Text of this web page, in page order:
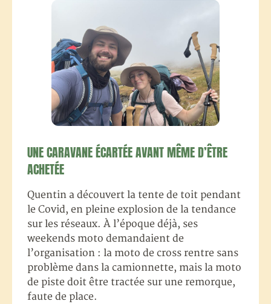
UNE CARAVANE ÉCARTÉE AVANT MÊME D’ÊTRE
ACHETÉE
Quentin a découvert la tente de toit pendant
le Covid, en pleine explosion de la tendance
sur les réseaux. À l’époque déjà, ses
weekends moto demandaient de
l’organisation : la moto de cross rentre sans
problème dans la camionnette, mais la moto
de piste doit être tractée sur une remorque,
faute de place.